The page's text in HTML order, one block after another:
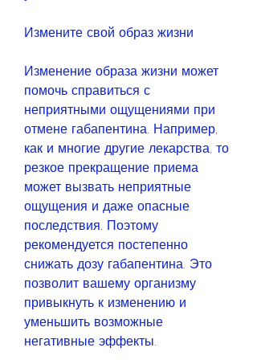
Измените свой образ жизни
Изменение образа жизни может
помочь справиться с
неприятными ощущениями при
отмене габапентина. Например,
как и многие другие лекарства, то
резкое прекращение приема
может вызвать неприятные
ощущения и даже опасные
последствия. Поэтому
рекомендуется постепенно
снижать дозу габапентина. Это
позволит вашему организму
привыкнуть к изменению и
уменьшить возможные
негативные эффекты.